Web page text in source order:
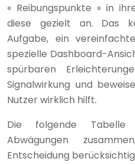
« Reibungspunkte » in
diese gezielt an. Das
Aufgabe, ein
spezielle Dashboard-
spürbaren
Signalwirkung und
Nutzer wirklich hilft.
Die folgende
Abwägungen
Entscheidung